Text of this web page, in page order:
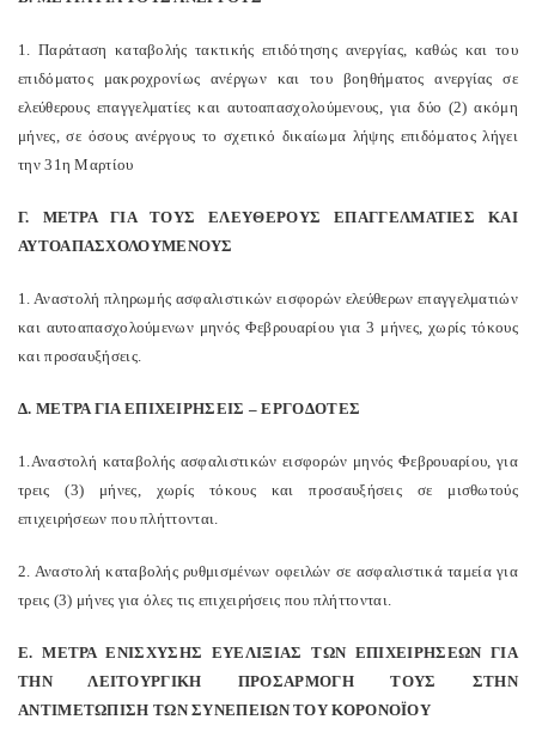
1. Παράταση καταβολής τακτικής επιδότησης ανεργίας, καθώς και του
επιδόματος μακροχρονίως ανέργων και του βοηθήματος ανεργίας σε
ελεύθερους επαγγελματίες και αυτοαπασχολούμενους, για δύο (2) ακόμη
μήνες, σε όσους ανέργους το σχετικό δικαίωμα λήψης επιδόματος λήγει
την 31η Μαρτίου
Γ. ΜΕΤΡΑ ΓΙΑ ΤΟΥΣ ΕΛΕΥΘΕΡΟΥΣ ΕΠΑΓΓΕΛΜΑΤΙΕΣ ΚΑΙ
ΑΥΤΟΑΠΑΣΧΟΛΟΥΜΕΝΟΥΣ
1. Αναστολή πληρωμής ασφαλιστικών εισφορών ελεύθερων επαγγελματιών
και αυτοαπασχολούμενων μηνός Φεβρουαρίου για 3 μήνες, χωρίς τόκους
και προσαυξήσεις.
Δ. ΜΕΤΡΑ ΓΙΑ ΕΠΙΧΕΙΡΗΣΕΙΣ – ΕΡΓΟΔΟΤΕΣ
1.Αναστολή καταβολής ασφαλιστικών εισφορών μηνός Φεβρουαρίου, για
τρεις (3) μήνες, χωρίς τόκους και προσαυξήσεις σε μισθωτούς
επιχειρήσεων που πλήττονται.
2. Αναστολή καταβολής ρυθμισμένων οφειλών σε ασφαλιστικά ταμεία για
τρεις (3) μήνες για όλες τις επιχειρήσεις που πλήττονται.
Ε. ΜΕΤΡΑ ΕΝΙΣΧΥΣΗΣ ΕΥΕΛΙΞΙΑΣ ΤΩΝ ΕΠΙΧΕΙΡΗΣΕΩΝ ΓΙΑ
ΤΗΝ ΛΕΙΤΟΥΡΓΙΚΗ ΠΡΟΣΑΡΜΟΓΗ ΤΟΥΣ ΣΤΗΝ
ΑΝΤΙΜΕΤΩΠΙΣΗ ΤΩΝ ΣΥΝΕΠΕΙΩΝ ΤΟΥ ΚΟΡΟΝΟΪΟΥ